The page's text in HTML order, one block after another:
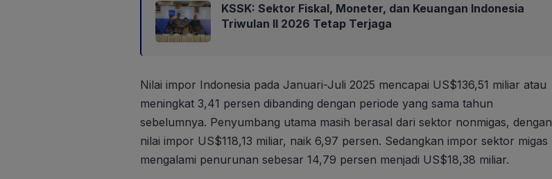
KSSK: Sektor Fiskal, Moneter, dan Keuangan Indonesia
Triwulan II 2026 Tetap Terjaga
Nilai impor Indonesia pada Januari-Juli 2025 mencapai US$136,51 miliar atau
meningkat 3,41 persen dibanding dengan periode yang sama tahun
sebelumnya. Penyumbang utama masih berasal dari sektor nonmigas, dengan
nilai impor US$118,13 miliar, naik 6,97 persen. Sedangkan impor sektor migas
mengalami penurunan sebesar 14,79 persen menjadi US$18,38 miliar.